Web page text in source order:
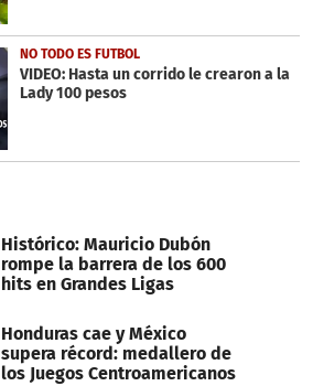
NO TODO ES FUTBOL
VIDEO: Hasta un corrido le crearon a la
Lady 100 pesos
Histórico: Mauricio Dubón
rompe la barrera de los 600
hits en Grandes Ligas
Honduras cae y México
supera récord: medallero de
los Juegos Centroamericanos